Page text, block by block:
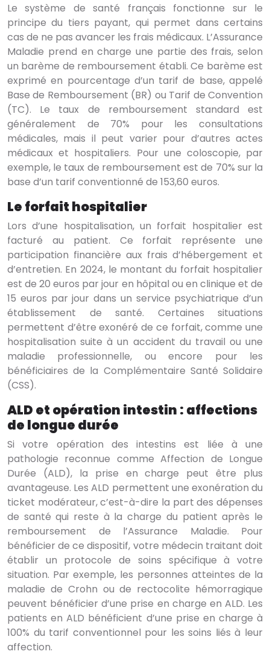
Le système de santé français fonctionne sur le
principe du tiers payant, qui permet dans certains
cas de ne pas avancer les frais médicaux. L’Assurance
Maladie prend en charge une partie des frais, selon
un barème de remboursement établi. Ce barème est
exprimé en pourcentage d’un tarif de base, appelé
Base de Remboursement (BR) ou Tarif de Convention
(TC). Le taux de remboursement standard est
généralement de 70% pour les consultations
médicales, mais il peut varier pour d’autres actes
médicaux et hospitaliers. Pour une coloscopie, par
exemple, le taux de remboursement est de 70% sur la
base d’un tarif conventionné de 153,60 euros.
Le forfait hospitalier
Lors d’une hospitalisation, un forfait hospitalier est
facturé au patient. Ce forfait représente une
participation financière aux frais d’hébergement et
d’entretien. En 2024, le montant du forfait hospitalier
est de 20 euros par jour en hôpital ou en clinique et de
15 euros par jour dans un service psychiatrique d’un
établissement de santé. Certaines situations
permettent d’être exonéré de ce forfait, comme une
hospitalisation suite à un accident du travail ou une
maladie professionnelle, ou encore pour les
bénéficiaires de la Complémentaire Santé Solidaire
(CSS).
ALD et opération intestin : affections
de longue durée
Si votre opération des intestins est liée à une
pathologie reconnue comme Affection de Longue
Durée (ALD), la prise en charge peut être plus
avantageuse. Les ALD permettent une exonération du
ticket modérateur, c’est-à-dire la part des dépenses
de santé qui reste à la charge du patient après le
remboursement de l’Assurance Maladie. Pour
bénéficier de ce dispositif, votre médecin traitant doit
établir un protocole de soins spécifique à votre
situation. Par exemple, les personnes atteintes de la
maladie de Crohn ou de rectocolite hémorragique
peuvent bénéficier d’une prise en charge en ALD. Les
patients en ALD bénéficient d’une prise en charge à
100% du tarif conventionnel pour les soins liés à leur
affection.